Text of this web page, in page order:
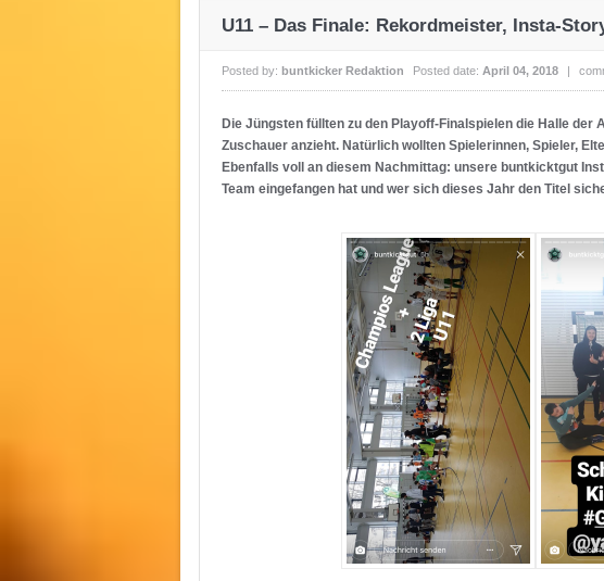
U11 – Das Finale: Rekordmeister, Insta-
Posted by: buntkicker Redaktion Posted date: April 04, 2018 |
Die Jüngsten füllten zu den Playoff-Finalspielen die Halle
Zuschauer anzieht. Natürlich wollten Spielerinnen, Spieler,
Ebenfalls voll an diesem Nachmittag: unsere buntkicktgut
Team eingefangen hat und wer sich dieses Jahr den Titel